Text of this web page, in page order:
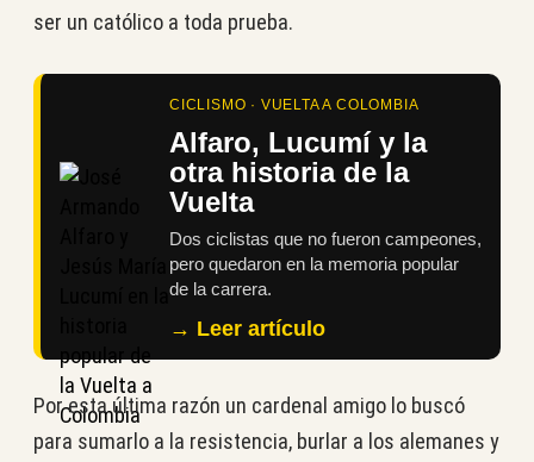
ser un católico a toda prueba.
CICLISMO · VUELTA A COLOMBIA
Alfaro, Lucumí y la
otra historia de la
Vuelta
Dos ciclistas que no fueron campeones,
pero quedaron en la memoria popular
de la carrera.
→ Leer artículo
Por esta última razón un cardenal amigo lo buscó
para sumarlo a la resistencia, burlar a los alemanes y